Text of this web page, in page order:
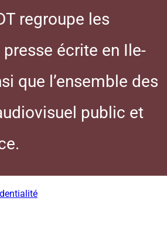
regroupe les
écrite en Ile-
que l’ensemble des
public et